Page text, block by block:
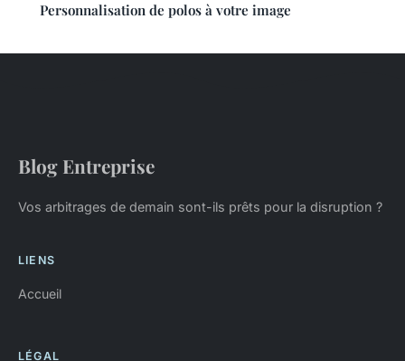
Personnalisation de polos à votre image
Blog Entreprise
Vos arbitrages de demain sont-ils prêts pour la disruption ?
LIENS
Accueil
LÉGAL